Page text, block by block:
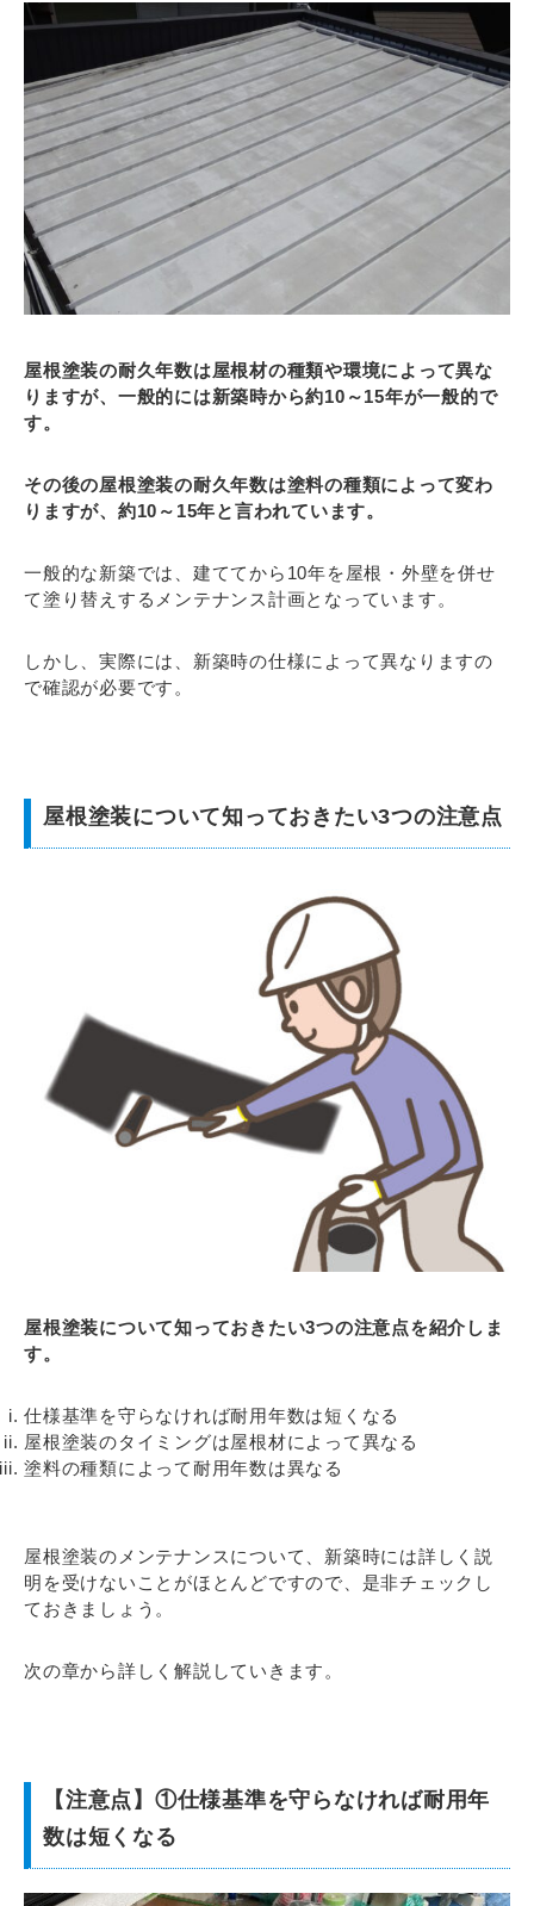
屋根塗装の耐久年数は屋根材の種類や環境によって異な
りますが、一般的には新築時から約10～15年が一般的で
す。
その後の屋根塗装の耐久年数は塗料の種類によって変わ
りますが、約10～15年と言われています。
一般的な新築では、建ててから10年を屋根・外壁を併せ
て塗り替えするメンテナンス計画となっています。
しかし、実際には、新築時の仕様によって異なりますの
で確認が必要です。
屋根塗装について知っておきたい3つの注意点
屋根塗装について知っておきたい3つの注意点を紹介しま
す。
仕様基準を守らなければ耐用年数は短くなる
屋根塗装のタイミングは屋根材によって異なる
塗料の種類によって耐用年数は異なる
屋根塗装のメンテナンスについて、新築時には詳しく説
明を受けないことがほとんどですので、是非チェックし
ておきましょう。
次の章から詳しく解説していきます。
【注意点】①仕様基準を守らなければ耐用年
数は短くなる